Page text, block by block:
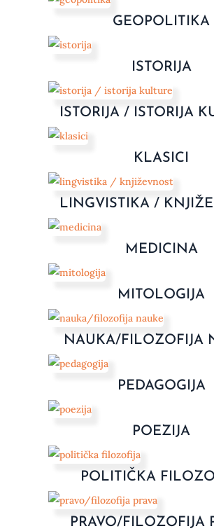
GEOPOLITIKA
ISTORIJA
ISTORIJA / ISTORIJA
KLASICI
LINGVISTIKA /
MEDICINA
MITOLOGIJA
NAUKA/FILOZOFIJA
PEDAGOGIJA
POEZIJA
POLITIČKA
PRAVO/FILOZOFIJA